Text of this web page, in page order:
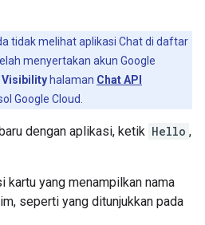
tidak melihat aplikasi Chat di daftar
menyertakan akun Google
Visibility halaman Chat API
Google Cloud.
dengan aplikasi, ketik Hello ,
kartu yang menampilkan nama
seperti yang ditunjukkan pada